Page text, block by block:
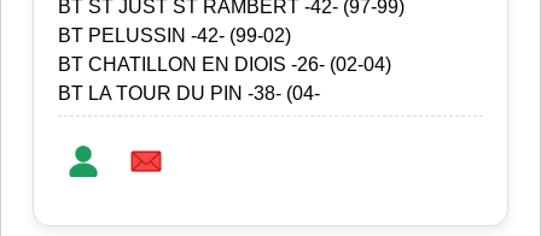
BT ST JUST ST RAMBERT -42- (97-99)
BT PELUSSIN -42- (99-02)
BT CHATILLON EN DIOIS -26- (02-04)
BT LA TOUR DU PIN -38- (04-